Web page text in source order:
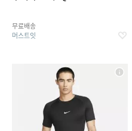
무료배송
머스트잇